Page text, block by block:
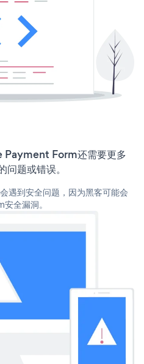
Payment Form还需要更多
题或错误。
遇到安全问题，因为黑客可能会
全漏洞。